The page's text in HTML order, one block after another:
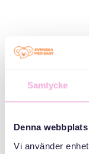
Samtycke
Denna
Vi använder
Skydd
Vi tar
information mot
förstörelse.